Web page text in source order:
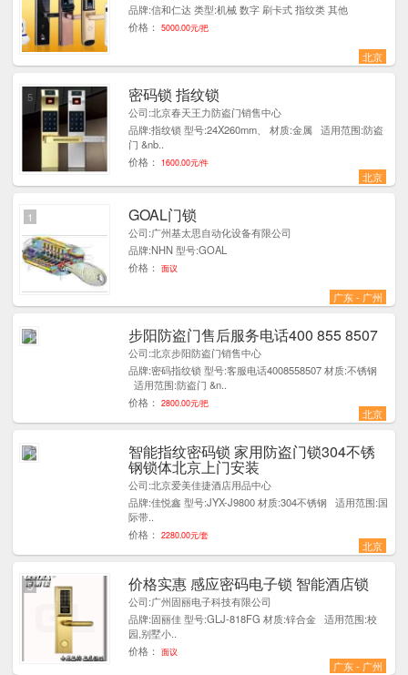
品牌:信和仁达 类型:机械 数字 刷卡式 指纹类 其他
价格：
5000.00元/把
北京
密码锁 指纹锁
公司:北京春天王力防盗门销售中心
品牌:指纹锁 型号:24X260mm、 材质:金属 适用范围:防盗
门 &nb..
价格：
1600.00元/件
北京
5
GOAL门锁
公司:广州基太思自动化设备有限公司
品牌:NHN 型号:GOAL
价格：
面议
广东 - 广州
1
步阳防盗门售后服务电话400 855 8507
公司:北京步阳防盗门销售中心
品牌:密码指纹锁 型号:客服电话4008558507 材质:不锈钢
适用范围:防盗门 &n..
价格：
2800.00元/把
北京
1
智能指纹密码锁 家用防盗门锁304不锈
钢锁体北京上门安装
公司:北京爱美佳捷酒店用品中心
品牌:佳悦鑫 型号:JYX-J9800 材质:304不锈钢 适用范围:国
际带..
价格：
2280.00元/套
北京
1
价格实惠 感应密码电子锁 智能酒店锁
公司:广州固丽电子科技有限公司
品牌:固丽佳 型号:GLJ-818FG 材质:锌合金 适用范围:校
园,别墅小..
价格：
面议
广东 - 广州
5